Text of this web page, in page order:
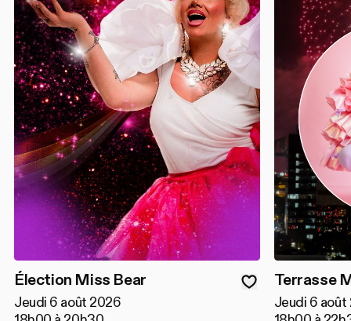
Élection Miss Bear
Jeudi 6 août 2026
Terrasse
Jeudi 6